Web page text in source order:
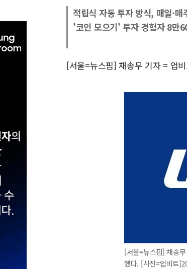
적립식 자동 투자 방식, 매일·
'코인 모으기' 투자 경험자 8만
[서울=뉴스핌] 채송무 기자 = 업
[서울=뉴스핌] 채송
했다. [사진=업비트